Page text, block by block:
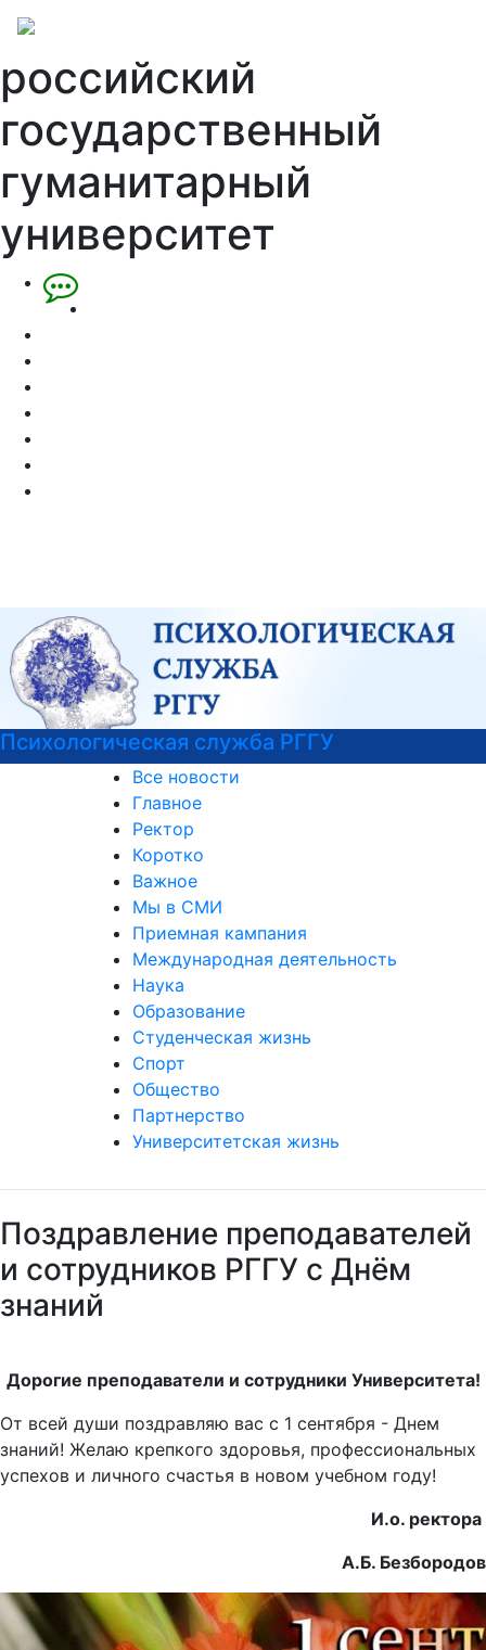
российский
государственный
гуманитарный
университет
Детали программы
Все новости
Главное
Ректор
Коротко
Важное
Мы в СМИ
Приемная кампания
Международная деятельность
Наука
Образование
Студенческая жизнь
Спорт
Общество
Партнерство
Университетская жизнь
Поздравление преподавателей
и сотрудников РГГУ с Днём
знаний
Дорогие преподаватели и сотрудники Университета!
От всей души поздравляю вас с 1 сентября - Днем
знаний! Желаю крепкого здоровья, профессиональных
успехов и личного счастья в новом учебном году!
И.о. ректора
А.Б. Безбородов